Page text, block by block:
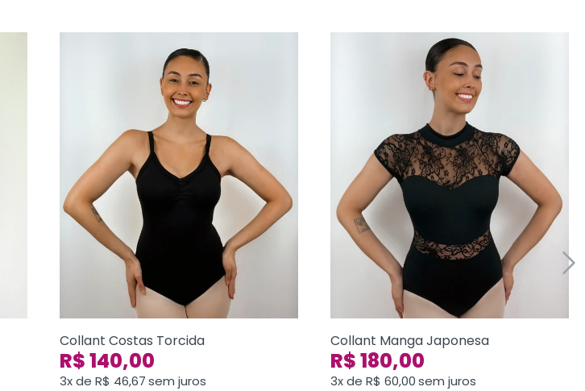
Collant Costas Torcida
R$140,00
3x de R$ 46,67sem juros
Collant Manga Japonesa
R$180,00
3x de R$ 60,00sem juros